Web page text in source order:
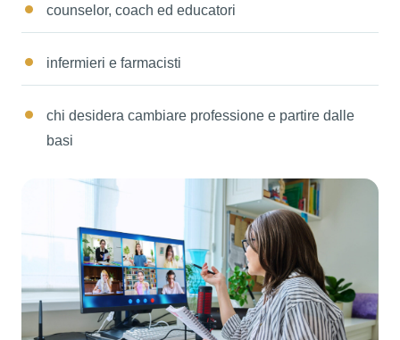
counselor, coach ed educatori
infermieri e farmacisti
chi desidera cambiare professione e partire dalle
basi